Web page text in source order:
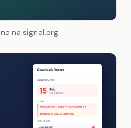
na signal.org